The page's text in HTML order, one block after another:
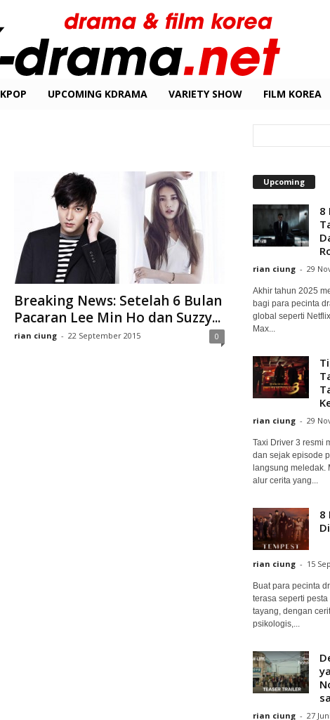
KPOP UPCOMING KDRAMA VARIETY SHOW FILM KOREA
Breaking News: Setelah 6 Bulan
Pacaran Lee Min Ho dan Suzzy...
rian ciung - 22 September 2015 0
Upcoming
8
rian ciung - 29
Akhir tahun 2025
bagi para pecinta
global seperti
Max...
rian ciung - 29
Taxi Driver 3 resmi
dan sejak episode
langsung meledak.
alur cerita yang...
8
rian ciung - 15
Buat para pecinta
terasa seperti
tayang, dengan
psikologis,...
rian ciung - 27